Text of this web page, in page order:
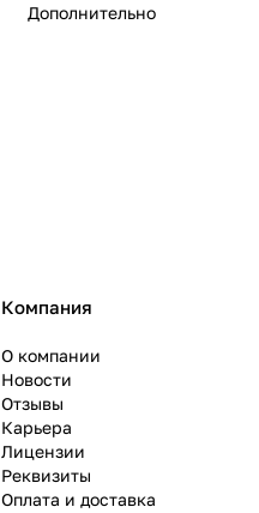
Дополнительно
Компания
О компании
Новости
Отзывы
Карьера
Лицензии
Реквизиты
Оплата и доставка